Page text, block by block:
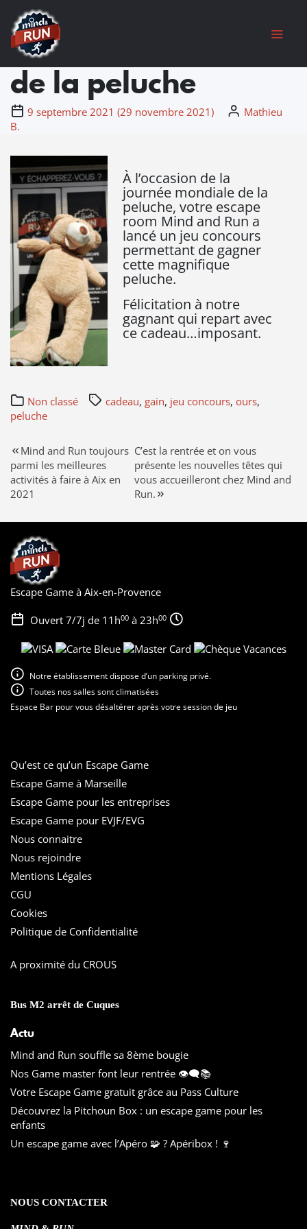
Jeu concours :
Journée mondiale
de la peluche
9 septembre 2021 (29 novembre 2021)
Mathieu
B.
À l’occasion de la
journée mondiale de la
peluche, votre escape
room Mind and Run a
lancé un jeu concours
permettant de gagner
cette magnifique
peluche.
Félicitation à notre
gagnant qui repart avec
ce cadeau…imposant.
Non classé cadeau, gain, jeu concours, ours,
peluche
Navigation
de
Mind and Run toujours
parmi les meilleures
activités à faire à Aix en
2021
C’est la rentrée et on vous
présente les nouvelles têtes qui
vous accueilleront chez Mind and
Run.
Escape Game à Aix-en-Provence
Ouvert 7/7j de 11h00 à 23h00
Notre établissement dispose d’un parking privé.
Toutes nos salles sont climatisées
Espace Bar pour vous désaltérer après votre session de jeu
Qu’est ce qu’un Escape Game
Escape Game à Marseille
Escape Game pour les entreprises
Escape Game pour EVJF/EVG
Nous connaitre
Nous rejoindre
Mentions Légales
CGU
Cookies
Politique de Confidentialité
A proximité du CROUS
Bus M2 arrêt de Cuques
Actu
Mind and Run souffle sa 8ème bougie
Nos Game master font leur rentrée 👁️‍🗨️📚
Votre Escape Game gratuit grâce au Pass Culture
Découvrez la Pitchoun Box : un escape game pour les
enfants
Un escape game avec l’Apéro 🧩 ? Apéribox ! 🍷
NOUS CONTACTER
Chers joueurs, Nous sommes temporairement fermés suite à un
dégât des eaux ayant touché l'ensemble de notre établissement.
Les travaux avancent et nous vous retrouverons prochainement
avec des nouveautés. Merci pour votre soutien
(Toutes les cartes-cadeaux seront prolongées du temps de
fermeture)